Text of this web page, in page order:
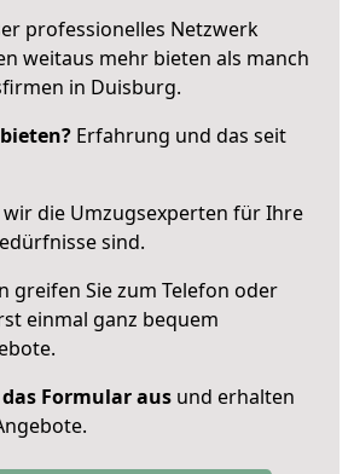
professionelles Netzwerk
weitaus mehr bieten als manch
in Duisburg.
Erfahrung und das seit
wir die Umzugsexperten für Ihre
sind.
greifen Sie zum Telefon oder
einmal ganz bequem
Formular aus und erhalten